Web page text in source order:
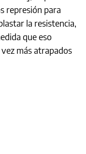
represión para
la resistencia,
que eso
más atrapados